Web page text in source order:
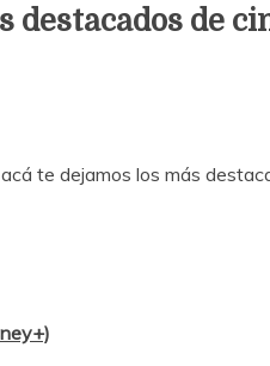
destacados de
te dejamos los más